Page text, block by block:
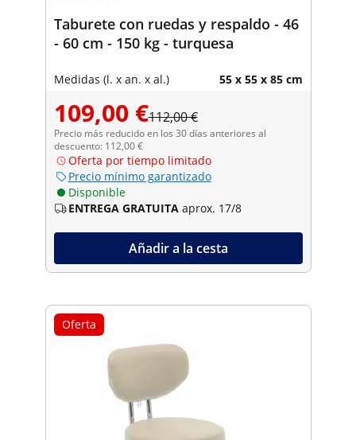
Taburete con ruedas y respaldo - 46
- 60 cm - 150 kg - turquesa
Medidas (l. x an. x al.) 55 x 55 x 85 cm
109,00 €112,00 €
Precio más reducido en los 30 días anteriores al
descuento: 112,00 €
Oferta por tiempo limitado
Precio mínimo garantizado
Disponible
ENTREGA GRATUITA aprox. 17/8
Añadir a la cesta
Oferta